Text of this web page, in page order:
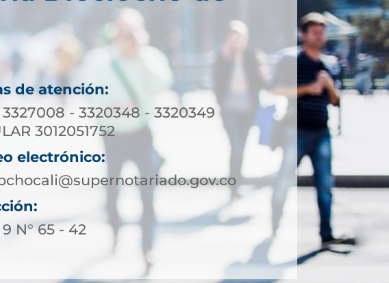
de atención:
3327008 - 3320348 - 3320349
3012051752
electrónico:
N° 65 - 42